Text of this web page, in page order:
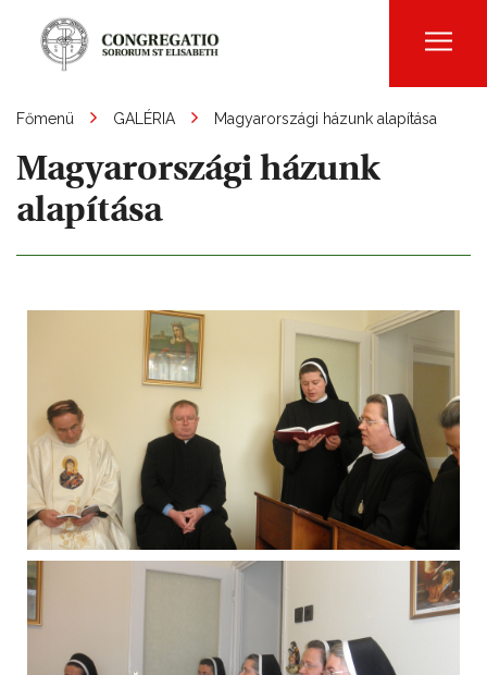
Főmenü GALÉRIA Magyarországi házunk alapítása
Magyarországi házunk
alapítása